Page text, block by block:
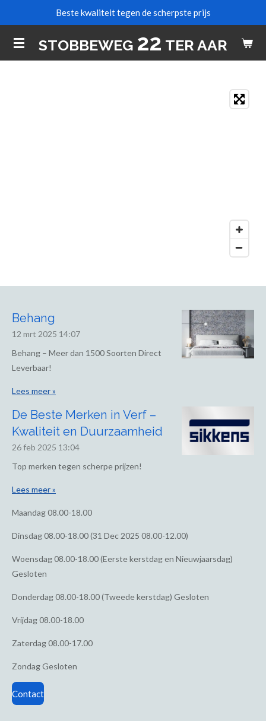
naar
de
STOBBEWEG 22 TER AAR
Beste kwaliteit tegen de scherpste prijs
Behang
12 mrt 2025 14:07
Behang – Meer dan 1500 Soorten Direct
Leverbaar!
Lees meer »
De Beste Merken in Verf –
Kwaliteit en Duurzaamheid
26 feb 2025 13:04
Top merken tegen scherpe prijzen!
Lees meer »
Maandag08.00-18.00
Dinsdag08.00-18.00 (31 Dec 2025 08.00-12.00)
Woensdag08.00-18.00 (Eerste kerstdag en Nieuwjaarsdag)
Gesloten
Donderdag08.00-18.00 (Tweede kerstdag) Gesloten
Vrijdag08.00-18.00
Zaterdag08.00-17.00
ZondagGesloten
Contact